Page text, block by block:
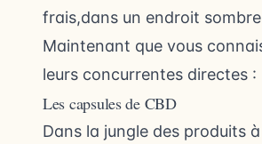
frais,dans un endroit
Maintenant que vous
leurs concurrentes directes :
Les capsules de CBD
Dans la jungle des produits